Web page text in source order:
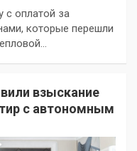
с оплатой за
которые перешли
взыскание
с автономным